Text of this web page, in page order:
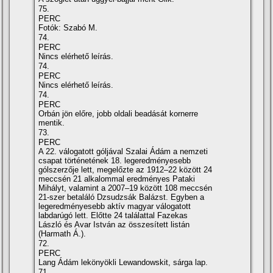
75.
PERC
Fotók: Szabó M.
74.
PERC
Nincs elérhető leírás.
74.
PERC
Nincs elérhető leírás.
74.
PERC
Orbán jön előre, jobb oldali beadását kornerre
mentik.
73.
PERC
A 22. válogatott góljával Szalai Ádám a nemzeti
csapat történetének 18. legeredményesebb
gólszerzője lett, megelőzte az 1912–22 között 24
meccsén 21 alkalommal eredményes Pataki
Mihályt, valamint a 2007–19 között 108 meccsén
21-szer betaláló Dzsudzsák Balázst. Egyben a
legeredményesebb aktív magyar válogatott
labdarúgó lett. Előtte 24 találattal Fazekas
László és Avar István az összesített listán
(Harmath Á.).
72.
PERC
Lang Ádám lekönyökli Lewandowskit, sárga lap.